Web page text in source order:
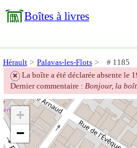
Boîtes à livres
Hérault Palavas-les-Flots # 1185
❌ La boîte a été déclarée absente le
Dernier commentaire : Bonjour, la
+
−